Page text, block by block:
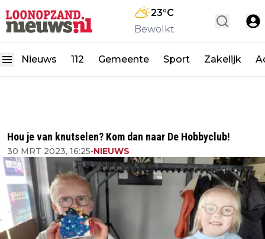
23°C
Bewolkt
Nieuws 112 Gemeente Sport Zakelijk
Hou je van knutselen? Kom dan naar De Hobbyclub!
30 MRT 2023, 16:25•NIEUWS